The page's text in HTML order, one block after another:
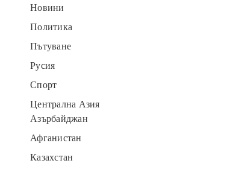
Новини
Политика
Пътуване
Русия
Спорт
Централна Азия
Азърбайджан
Афганистан
Казахстан